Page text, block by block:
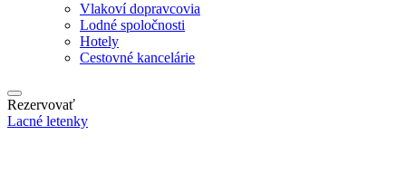
Vlakoví dopravcovia
Lodné spoločnosti
Hotely
Cestovné kancelárie
Rezervovať
Lacné letenky